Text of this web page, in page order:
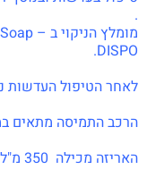
.
DISPO.
לאחר הטיפול העדשות
הרכב התמיסה מתאים
האריזה מכילה 350 מ"ל + מחסנית.